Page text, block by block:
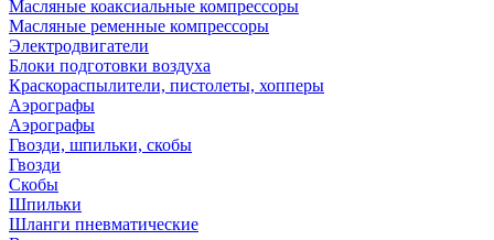
Масляные коаксиальные компрессоры
Масляные ременные компрессоры
Электродвигатели
Блоки подготовки воздуха
Краскораспылители, пистолеты, хопперы
Аэрографы
Аэрографы
Гвозди, шпильки, скобы
Гвозди
Скобы
Шпильки
Шланги пневматические